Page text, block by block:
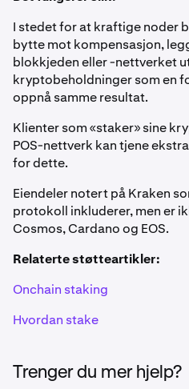
I stedet for at kraftige noder
bytte mot kompensasjon,
blokkjeden eller -nettverket
kryptobeholdninger som en
oppnå samme resultat.
Klienter som «staker» sine
POS-nettverk kan tjene
for dette.
Eiendeler notert på Kraken
protokoll inkluderer, men er
Cosmos, Cardano og EOS.
Relaterte støtteartikler:
Onchain staking
Hvordan stake
Trenger du mer hjelp?